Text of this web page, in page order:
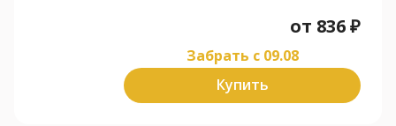
от 836₽
Забрать c 09.08
Купить